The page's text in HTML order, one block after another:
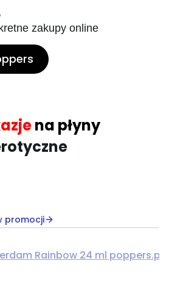
zakupy online
na płyny
promocji